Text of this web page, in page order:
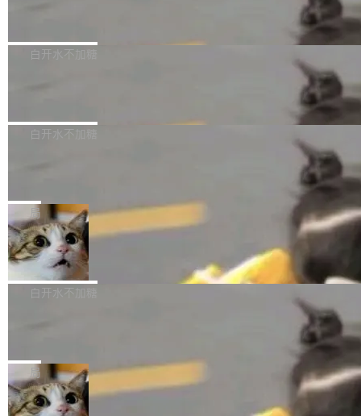
自研的多个文生3D和...
整性保护。效果是：吞吐量提升 41%，每 token
让语音识别不再只是听清，而是真正听懂。通过
w 不要求标准普通话，方言识别覆盖粤语、吴语
新和少量网页兼容性修复版本。 Changes/fixe
容提供的字体时出现的几个问题 为避免音频加
质的最低采样率）的音频格式将被拒绝 修复了 C
SS 圆角虚线样式中可能存在的问题 如果表单中
的图像元素不在同一个子树中，则它们将不再关
联 加...
白开水不加糖
发布的 Release Notes，他利用 AI 工具（如 Co
最强的若干项。对于尚未正式发版的 PG 19，则
通过拉取过去一年内（从 PG 18 Beta1 时间点
至今）的所有 commit，同样交由 AI 分析提炼。
经过人工复核，准确度令人满意。这一方法也为
社区爱好者提供了高效跟踪新版本的思路。
白开水不加糖
维护工作一直与我的日常工作、家务、社交生活
和休闲娱乐竞争时间。" 这是 libexpat 维护者 S
ebastian Pipping 写在博客里的话。8 月 4 日，
他宣布了一个新消息：从 2026 年 8 月 1 日起，
他可以全职维护 libexpat 了，最长 6 个月。发
库之一。你的操作系统、浏览器、无数的基础设
施软件，很可能都在用它。而过去十年，维护它
的人一直在用业余...
局
Firefox 153.0.3 发布
Firefox 153.0.3 现已发布，具体更新内容如
下： New Smart Window 包含多项增强功能：
gi?id=2019042">Bug&nbsp;2019042</a>）</l
i> <li>现在，助手可以直接使用 Exa 的网络搜索
结果回答问题，而无需将问题转交给搜索引擎。
白开水不加糖
的 npm 包。项目的核心论点是：容器不适合 Ag
ent 计算。真正适合的，是 Isolate。 Cloudflare
工程师在这件事上没什么可谦虚的——他们用 W
局
OpenAI 公开邮件和聊天记录回应苹果